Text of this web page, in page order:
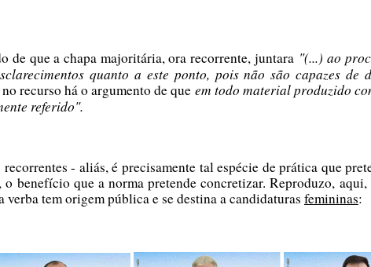
de que a chapa majoritária, ora recorrente, juntara"(...) ao
quanto a este ponto, pois não são capazes
recurso há o argumento de que em todo material produzido
referido".
- aliás, é precisamente tal espécie de prática que
benefício que a norma pretende concretizar. Reproduzo,
tem origem pública e se destina a candidaturas femininas: